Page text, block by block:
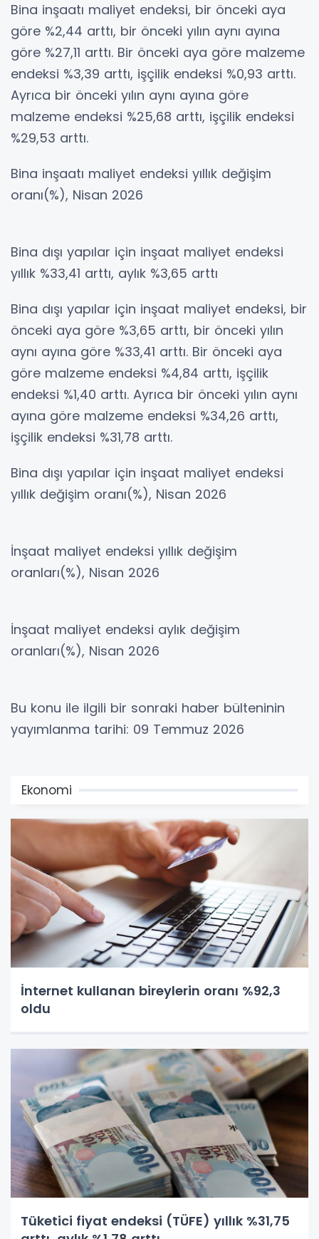
Bina inşaatı maliyet endeksi, bir önceki aya
göre %2,44 arttı, bir önceki yılın aynı ayına
göre %27,11 arttı. Bir önceki aya göre malzeme
endeksi %3,39 arttı, işçilik endeksi %0,93 arttı.
Ayrıca bir önceki yılın aynı ayına göre
malzeme endeksi %25,68 arttı, işçilik endeksi
%29,53 arttı.
Bina inşaatı maliyet endeksi yıllık değişim
oranı(%), Nisan 2026
Bina dışı yapılar için inşaat maliyet endeksi
yıllık %33,41 arttı, aylık %3,65 arttı
Bina dışı yapılar için inşaat maliyet endeksi, bir
önceki aya göre %3,65 arttı, bir önceki yılın
aynı ayına göre %33,41 arttı. Bir önceki aya
göre malzeme endeksi %4,84 arttı, işçilik
endeksi %1,40 arttı. Ayrıca bir önceki yılın aynı
ayına göre malzeme endeksi %34,26 arttı,
işçilik endeksi %31,78 arttı.
Bina dışı yapılar için inşaat maliyet endeksi
yıllık değişim oranı(%), Nisan 2026
İnşaat maliyet endeksi yıllık değişim
oranları(%), Nisan 2026
İnşaat maliyet endeksi aylık değişim
oranları(%), Nisan 2026
Bu konu ile ilgili bir sonraki haber bülteninin
yayımlanma tarihi: 09 Temmuz 2026
Ekonomi
İnternet kullanan bireylerin oranı %92,3
oldu
Tüketici fiyat endeksi (TÜFE) yıllık %31,75